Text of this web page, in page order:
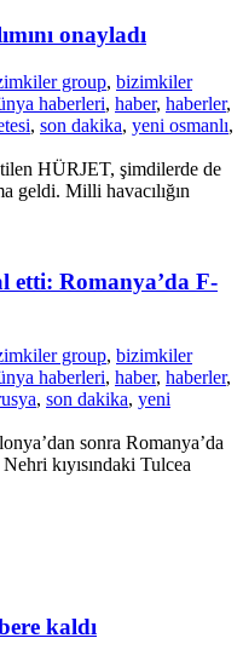
onayladı
group, bizimkiler
haberleri, haber, haberler,
, son dakika, yeni osmanlı,
HÜRJET, şimdilerde de
geldi. Milli havacılığın
etti: Romanya’da F-
group, bizimkiler
haberleri, haber, haberler,
, son dakika, yeni
sonra Romanya’da
kıyısındaki Tulcea
kaldı